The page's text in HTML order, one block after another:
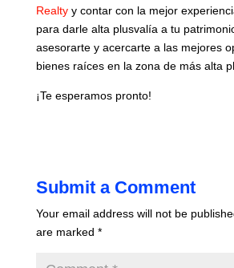
Realtyy contar con la mejor
para darle alta plusvalía a tu
asesorarte y acercarte a las mejores
bienes raíces en la zona de más alta
¡Te esperamos pronto!
Submit a Comment
Your email address will not be
are marked *